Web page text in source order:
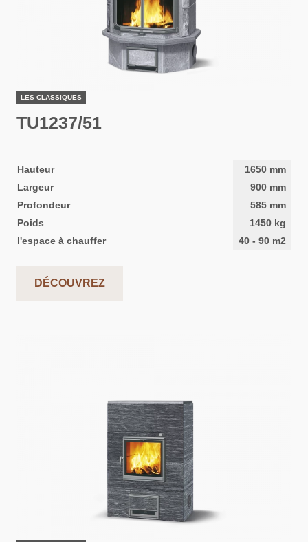
LES CLASSIQUES
TU1237/51
Hauteur 1650 mm
Largeur
900 mm
Profondeur
585 mm
Poids
1450 kg
l'espace à chauffer
40 - 90 m2
DÉCOUVREZ